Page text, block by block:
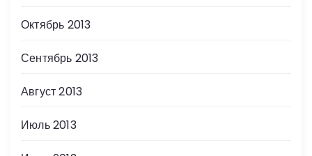
Октябрь 2013
Сентябрь 2013
Август 2013
Июль 2013